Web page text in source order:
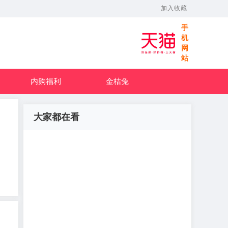
加入收藏
手
机
网
站
内购福利 金桔兔
大家都在看